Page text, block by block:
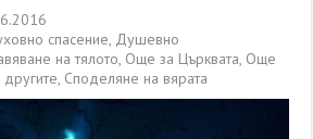
спасение, Душевно
на тялото, Още за Църквата, Още
, Споделяне на вярата